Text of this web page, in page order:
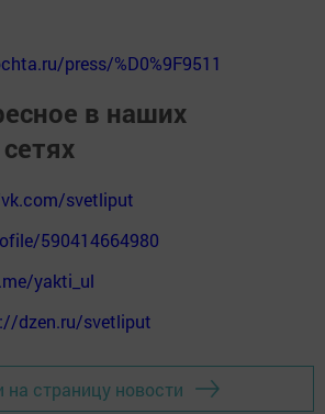
press/%D0%9F9511
в наших
svetliput
590414664980
yakti_ul
dzen.ru/svetliput
на страницу новости